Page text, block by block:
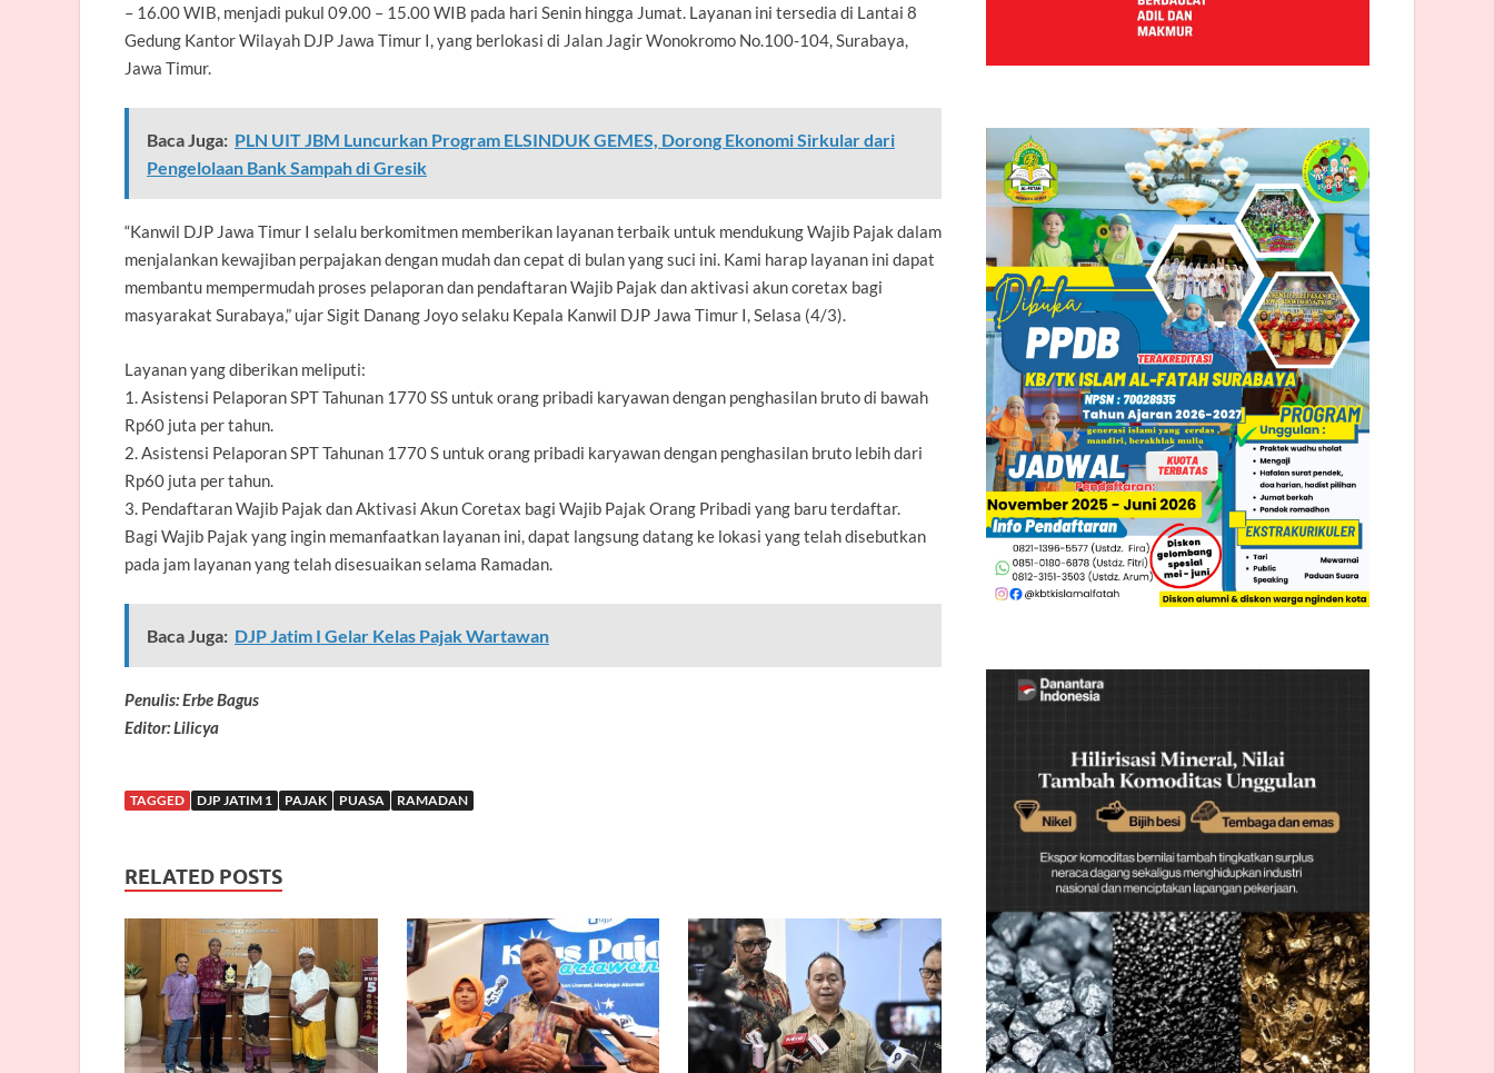
– 16.00 WIB, menjadi pukul 09.00 – 15.00 WIB pada hari Senin hingga Jumat. Layanan ini tersedia di Lantai 8
Gedung Kantor Wilayah DJP Jawa Timur I, yang berlokasi di Jalan Jagir Wonokromo No.100-104, Surabaya,
Jawa Timur.
Baca Juga: PLN UIT JBM Luncurkan Program ELSINDUK GEMES, Dorong Ekonomi Sirkular dari
Pengelolaan Bank Sampah di Gresik
“Kanwil DJP Jawa Timur I selalu berkomitmen memberikan layanan terbaik untuk mendukung Wajib Pajak dalam
menjalankan kewajiban perpajakan dengan mudah dan cepat di bulan yang suci ini. Kami harap layanan ini dapat
membantu mempermudah proses pelaporan dan pendaftaran Wajib Pajak dan aktivasi akun coretax bagi
masyarakat Surabaya,” ujar Sigit Danang Joyo selaku Kepala Kanwil DJP Jawa Timur I, Selasa (4/3).
Layanan yang diberikan meliputi:
1. Asistensi Pelaporan SPT Tahunan 1770 SS untuk orang pribadi karyawan dengan penghasilan bruto di bawah
Rp60 juta per tahun.
2. Asistensi Pelaporan SPT Tahunan 1770 S untuk orang pribadi karyawan dengan penghasilan bruto lebih dari
Rp60 juta per tahun.
3. Pendaftaran Wajib Pajak dan Aktivasi Akun Coretax bagi Wajib Pajak Orang Pribadi yang baru terdaftar.
Bagi Wajib Pajak yang ingin memanfaatkan layanan ini, dapat langsung datang ke lokasi yang telah disebutkan
pada jam layanan yang telah disesuaikan selama Ramadan.
Baca Juga: DJP Jatim I Gelar Kelas Pajak Wartawan
Penulis: Erbe Bagus
Editor: Lilicya
TAGGED DJP JATIM 1 PAJAK PUASA RAMADAN
RELATED POSTS